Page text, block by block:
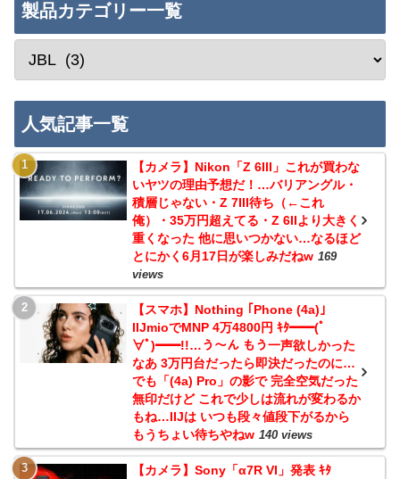
製品カテゴリー一覧
人気記事一覧
【カメラ】Nikon「Z 6III」これが買わな
いヤツの理由予想だ！…バリアングル・
積層じゃない・Z 7III待ち（←これ
俺）・35万円超えてる・Z 6IIより大きく
重くなった 他に思いつかない…なるほど
とにかく6月17日が楽しみだねw 169
views
【スマホ】Nothing ｢Phone (4a)｣
IIJmioでMNP 4万4800円 ｷﾀ━━(ﾟ
∀ﾟ)━━!!…う～ん もう一声欲しかった
なあ 3万円台だったら即決だったのに…
でも「(4a) Pro」の影で 完全空気だった
無印だけど これで少しは流れが変わるか
もね…IIJは いつも段々値段下がるから
もうちょい待ちやねw 140 views
【カメラ】Sony「α7R VI」発表 ｷﾀ